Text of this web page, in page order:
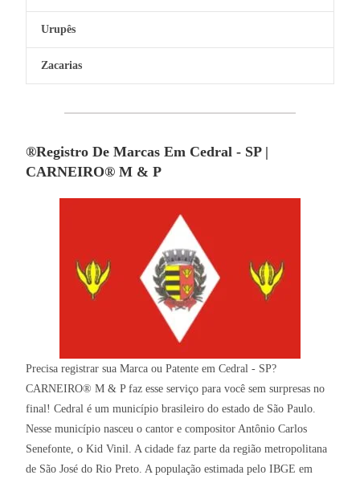
Urupês
Zacarias
®Registro De Marcas Em Cedral - SP |
CARNEIRO® M & P
Precisa registrar sua Marca ou Patente em Cedral - SP?
CARNEIRO® M & P faz esse serviço para você sem surpresas no
final! Cedral é um município brasileiro do estado de São Paulo.
Nesse município nasceu o cantor e compositor Antônio Carlos
Senefonte, o Kid Vinil. A cidade faz parte da região metropolitana
de São José do Rio Preto. A população estimada pelo IBGE em